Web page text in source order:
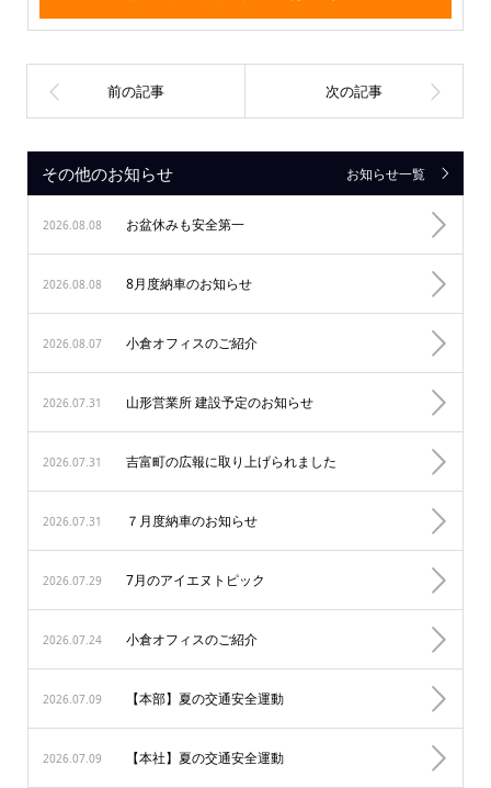
その他のお知らせ お知らせ一覧
2026.08.08 お盆休みも安全第一
2026.08.08 8月度納車のお知らせ
2026.08.07 小倉オフィスのご紹介
2026.07.31 山形営業所 建設予定のお知らせ
2026.07.31 吉富町の広報に取り上げられました
2026.07.31 ７月度納車のお知らせ
2026.07.29 7月のアイエヌトピック
2026.07.24 小倉オフィスのご紹介
2026.07.09 【本部】夏の交通安全運動
2026.07.09 【本社】夏の交通安全運動